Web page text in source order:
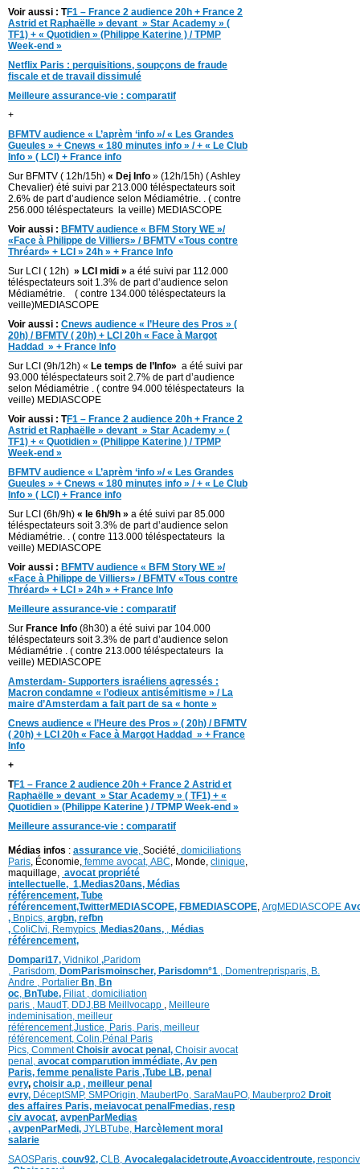
Voir aussi : TF1 – France 2 audience 20h + France 2
Astrid et Raphaëlle » devant » Star Academy » (
TF1) + « Quotidien » (Philippe Katerine ) / TPMP
Week-end »
Netflix Paris : perquisitions, soupçons de fraude
fiscale et de travail dissimulé
Meilleure assurance-vie : comparatif
+
BFMTV audience « L’aprèm ‘info »/ « Les Grandes
Gueules » + Cnews « 180 minutes info » / + « Le Club
Info » ( LCI) + France info
Sur BFMTV ( 12h/15h) « Dej Info » (12h/15h) ( Ashley
Chevalier) été suivi par 213.000 téléspectateurs soit
2.6% de part d’audience selon Médiamétrie. . ( contre
256.000 téléspectateurs la veille) MEDIASCOPE
Voir aussi : BFMTV audience « BFM Story WE »/
«Face à Philippe de Villiers» / BFMTV «Tous contre
Thréard» + LCI » 24h » + France Info
Sur LCI ( 12h) » LCI midi » a été suivi par 112.000
téléspectateurs soit 1.3% de part d’audience selon
Médiamétrie. ( contre 134.000 téléspectateurs la
veille)MEDIASCOPE
Voir aussi : Cnews audience « l’Heure des Pros » (
20h) / BFMTV ( 20h) + LCI 20h « Face à Margot
Haddad » + France Info
Sur LCI (9h/12h) « Le temps de l’Info» a été suivi par
93.000 téléspectateurs soit 2.7% de part d’audience
selon Médiamétrie . ( contre 94.000 téléspectateurs la
veille) MEDIASCOPE
Voir aussi : TF1 – France 2 audience 20h + France 2
Astrid et Raphaëlle » devant » Star Academy » (
TF1) + « Quotidien » (Philippe Katerine ) / TPMP
Week-end »
BFMTV audience « L’aprèm ‘info »/ « Les Grandes
Gueules » + Cnews « 180 minutes info » / + « Le Club
Info » ( LCI) + France info
Sur LCI (6h/9h) « le 6h/9h » a été suivi par 85.000
téléspectateurs soit 3.3% de part d’audience selon
Médiamétrie. . ( contre 113.000 téléspectateurs la
veille) MEDIASCOPE
Voir aussi : BFMTV audience « BFM Story WE »/
«Face à Philippe de Villiers» / BFMTV «Tous contre
Thréard» + LCI » 24h » + France Info
Meilleure assurance-vie : comparatif
Sur France Info (8h30) a été suivi par 104.000
téléspectateurs soit 3.3% de part d’audience selon
Médiamétrie . ( contre 213.000 téléspectateurs la
veille) MEDIASCOPE
Amsterdam- Supporters israéliens agressés :
Macron condamne « l’odieux antisémitisme » / La
maire d’Amsterdam a fait part de sa « honte »
Cnews audience « l’Heure des Pros » ( 20h) / BFMTV
( 20h) + LCI 20h « Face à Margot Haddad » + France
Info
+
TF1 – France 2 audience 20h + France 2 Astrid et
Raphaëlle » devant » Star Academy » ( TF1) + «
Quotidien » (Philippe Katerine ) / TPMP Week-end »
Meilleure assurance-vie : comparatif
Médias infos : assurance vie, Société, domiciliations
Paris, Économie, femme avocat, ABC, Monde, clinique,
maquillage, avocat propriété
intellectuelle, 1,Medias20ans, Médias
référencement, Tube
référencement,TwitterMEDIASCOPE, FBMEDIASCOPE, ArgMEDIASCOPE
, Bnpics, argbn, refbn
, ColiCIvi, Remypics ,Medias20ans, , Médias
référencement,
Dompari17, Vidnikol ,Paridom
, Parisdom, DomParismoinscher, Parisdomn°1 , Domentreprisparis, B.
Andre , Portalier Bn, Bn
oc, BnTube, Filiat, domiciliation
paris , MaudT, DDJ,BB Meillvocapp , Meilleure
indeminisation, meilleur
référencement,Justice, Paris, Paris, meilleur
référencement, Colin,Pénal Paris
Pics, CommentChoisir avocat penal, Choisir avocat
penal, avocat comparution immédiate, Av pen
Paris, femme penaliste Paris ,Tube LB, penal
evry, choisir a.p , meilleur penal
evry, DéceptSMP, SMPOrigin, MaubertPo, SaraMauPO, Mauberpro2 Droit
des affaires Paris, meiavocat penalFmedias, resp
civ avocat, avpenParMedias
, avpenParMedi, JYLBTube, Harcèlement moral
salarie
SAOSParis, couv92, CLB, Avocalegalacidetroute,Avoaccidentroute,